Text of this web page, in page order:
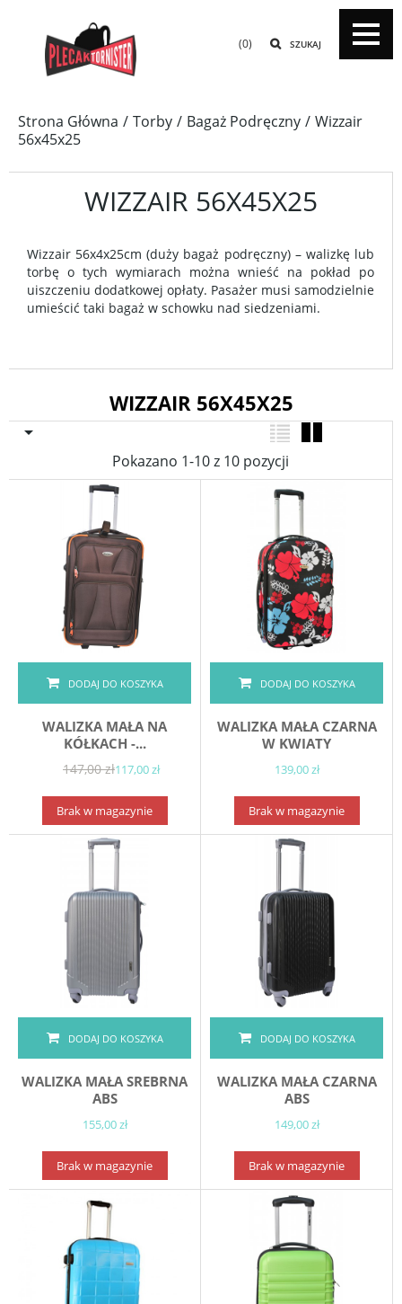
SZUKAJ
(0)
Strona Główna Torby Bagaż Podręczny
Wizzair
56x45x25
WIZZAIR 56X45X25
Wizzair 56x4x25cm (duży bagaż podręczny) – walizkę lub
torbę o tych wymiarach można wnieść na pokład po
uiszczeniu dodatkowej opłaty. Pasażer musi samodzielnie
umieścić taki bagaż w schowku nad siedzeniami.
WIZZAIR 56X45X25

Pokazano 1-10 z 10 pozycji
DODAJ DO KOSZYKA
WALIZKA MAŁA NA
KÓŁKACH -...
147,00 zł117,00 zł
Brak w magazynie
DODAJ DO KOSZYKA
WALIZKA MAŁA CZARNA
W KWIATY
139,00 zł
Brak w magazynie
DODAJ DO KOSZYKA
WALIZKA MAŁA SREBRNA
ABS
155,00 zł
Brak w magazynie
DODAJ DO KOSZYKA
WALIZKA MAŁA CZARNA
ABS
149,00 zł
Brak w magazynie